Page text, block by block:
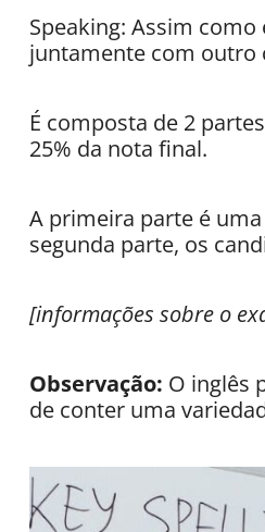
Speaking: Assim
juntamente com outro
É composta de 2
25% da nota final.
A primeira parte é
segunda parte, os
[informações sobre o
Observação: O inglês
de conter uma